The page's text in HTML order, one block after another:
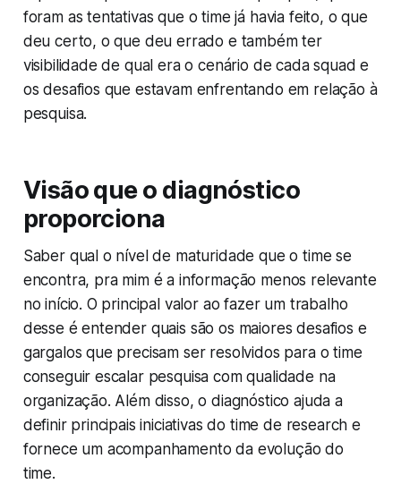
foram as tentativas que o time já havia feito, o que
deu certo, o que deu errado e também ter
visibilidade de qual era o cenário de cada squad e
os desafios que estavam enfrentando em relação à
pesquisa.
Visão que o diagnóstico
proporciona
Saber qual o nível de maturidade que o time se
encontra, pra mim é a informação menos relevante
no início. O principal valor ao fazer um trabalho
desse é entender quais são os maiores desafios e
gargalos que precisam ser resolvidos para o time
conseguir escalar pesquisa com qualidade na
organização. Além disso, o diagnóstico ajuda a
definir principais iniciativas do time de research e
fornece um acompanhamento da evolução do
time.